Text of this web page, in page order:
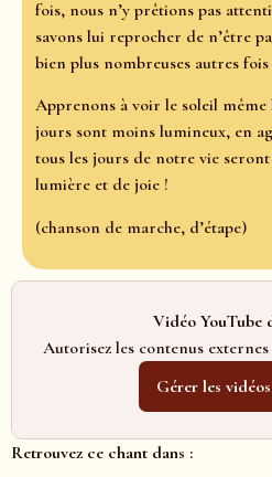
fois, nous n’y prêtions pas
savons lui reprocher de n’être
bien plus nombreuses autres fois
Apprenons à voir le soleil même
jours sont moins lumineux, en
tous les jours de notre vie
lumière et de joie !
(chanson de marche, d’étape)
Vidéo YouTube
Autorisez les contenus
Gérer les
Retrouvez ce chant dans :